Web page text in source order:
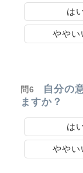
は
ややい
問6
自分の
ますか？
は
ややい